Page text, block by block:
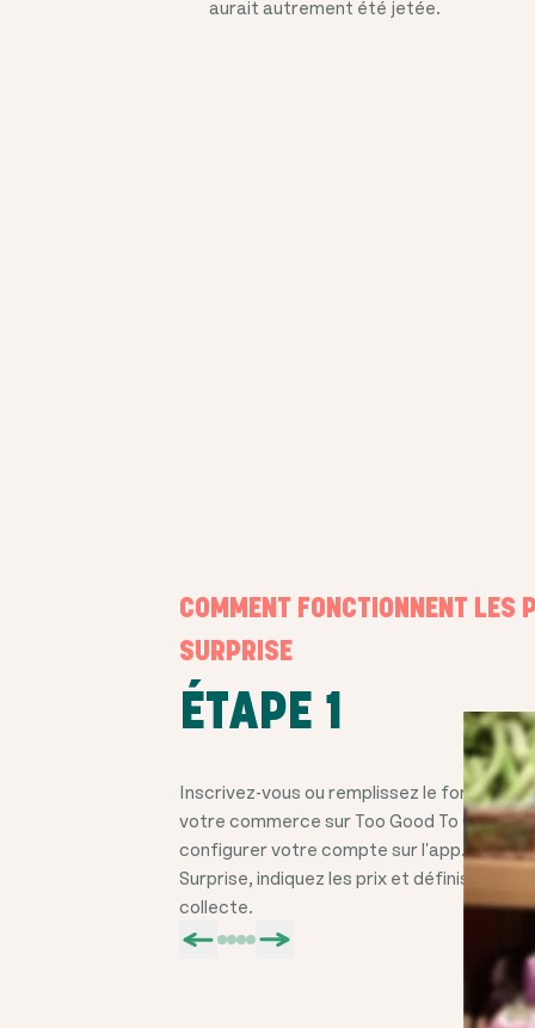
aurait autrement été jetée.
COMMENT FONCTIONNENT LES
SURPRISE
ÉTAPE 1
Inscrivez-vous ou remplissez le formulaire
votre commerce sur Too Good To Go et
configurer votre compte sur l'app. Ajoutez
Surprise, indiquez les prix et définissez
collecte.